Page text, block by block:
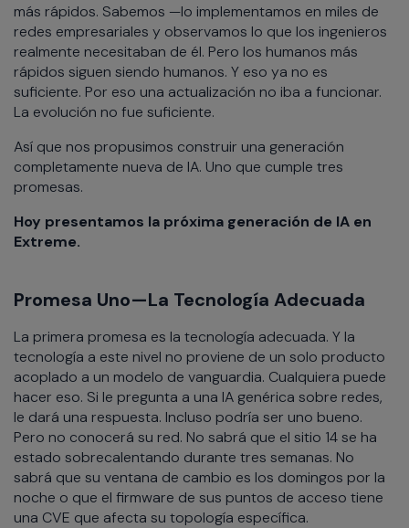
más rápidos. Sabemos —lo implementamos en miles de
redes empresariales y observamos lo que los ingenieros
realmente necesitaban de él. Pero los humanos más
rápidos siguen siendo humanos. Y eso ya no es
suficiente. Por eso una actualización no iba a funcionar.
La evolución no fue suficiente.
Así que nos propusimos construir una generación
completamente nueva de IA. Uno que cumple tres
promesas.
Hoy presentamos la próxima generación de IA en
Extreme.
Promesa Uno—La Tecnología Adecuada
La primera promesa es la tecnología adecuada. Y la
tecnología a este nivel no proviene de un solo producto
acoplado a un modelo de vanguardia. Cualquiera puede
hacer eso. Si le pregunta a una IA genérica sobre redes,
le dará una respuesta. Incluso podría ser uno bueno.
Pero no conocerá su red. No sabrá que el sitio 14 se ha
estado sobrecalentando durante tres semanas. No
sabrá que su ventana de cambio es los domingos por la
noche o que el firmware de sus puntos de acceso tiene
una CVE que afecta su topología específica.